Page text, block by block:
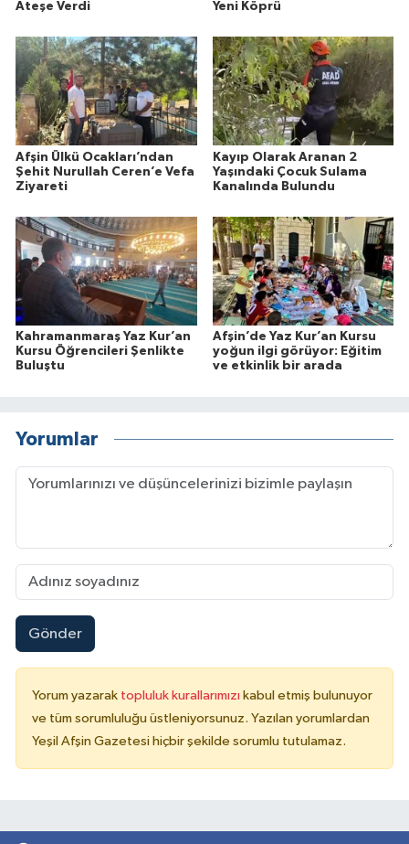
Ateşe Verdi Yeni Köprü
Afşin Ülkü Ocakları’ndan
Şehit Nurullah Ceren’e Vefa
Ziyareti
Kayıp Olarak Aranan 2
Yaşındaki Çocuk Sulama
Kanalında Bulundu
Kahramanmaraş Yaz Kur’an
Kursu Öğrencileri Şenlikte
Buluştu
Afşin’de Yaz Kur’an Kursu
yoğun ilgi görüyor: Eğitim
ve etkinlik bir arada
Yorumlar
Gönder
Yorum yazarak topluluk kurallarımızı kabul etmiş bulunuyor
ve tüm sorumluluğu üstleniyorsunuz. Yazılan yorumlardan
Yeşil Afşin Gazetesi hiçbir şekilde sorumlu tutulamaz.